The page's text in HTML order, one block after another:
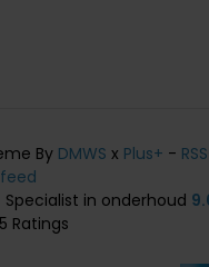
By DMWS x Plus+ -
feed
in onderhoud
Ratings